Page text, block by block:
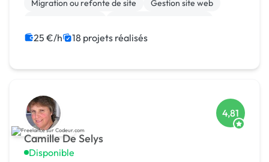
Migration ou refonte de site
Gestion site web
JavaScript
jQuery Charte graphique
25 €/h 18 projets réalisés
Camille De Selys
Disponible
4,81